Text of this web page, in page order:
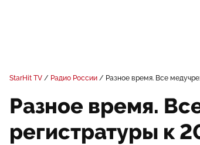
StarHit TV Радио России Разное время. Все
Разное время.
регистратуры к